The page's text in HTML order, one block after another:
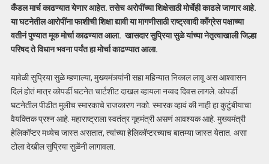
कँडल मार्च काढण्यात येणार आहेत. तसेच अरोपींच्या शिक्षेसाठी मोर्चेही काढले जाणार आहे.
या घटनेतील आरोपींना फाशीची शिक्षा द्यावी या मागणीसाठी राष्ट्रवादी काँग्रेस पक्षाच्या
वतीनं पुण्यात मूक मोर्चा काढण्यात आला. खासदार सुप्रिया सुळे यांच्या नेतृत्वाखाली जिल्हा
परिषद ते विधान भवना पर्यंत हा मोर्चा काढण्यात आला.
यावेळी सुप्रिया सुळे म्हणाल्या, मुख्यमंत्र्यांनी सहा महिन्यात निकाल लावू अस आश्वासन
दिलं होतं मात्र कोपर्डी घटनेत चार्टशीट दाखल व्हायला नव्वद दिवस लागले. कोपर्डी
घटनेतील पीडीत मुलीच स्मारकाचे राजकारण नको. स्मारक व्हावं की नाही हा कुटुंबीयाचा
वैयक्तिक प्रश्न आहे. महाराष्ट्राला स्वतंत्र गृहमंत्री असणं आवश्यक आहे. मुख्यमंत्री
हेलिकॉप्टर मध्येच जास्त असतात, त्यांच्या हेलिकॉप्टरच्याच बातम्या जास्त येतात. असा
टोला देखील सुप्रिया सुळेंनी लागावला.